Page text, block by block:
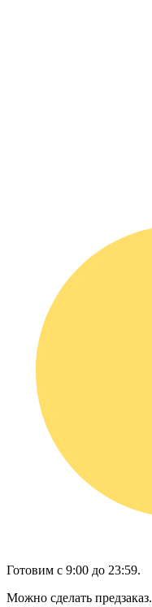
Готовим с 9:00 до 23:59.
Можно сделать предзаказ.